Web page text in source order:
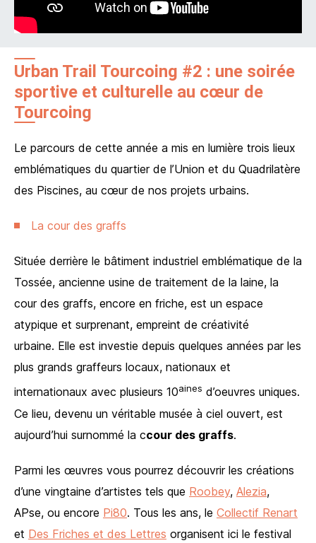
Urban Trail Tourcoing #2 : une soirée
sportive et culturelle au cœur de
Tourcoing
Le parcours de cette année a mis en lumière trois lieux
emblématiques du quartier de l’Union et du Quadrilatère
des Piscines, au cœur de nos projets urbains.
La cour des graffs
Située derrière le bâtiment industriel emblématique de la
Tossée, ancienne usine de traitement de la laine, la
cour des graffs, encore en friche, est un espace
atypique et surprenant, empreint de créativité
urbaine. Elle est investie depuis quelques années par les
plus grands graffeurs locaux, nationaux et
internationaux avec plusieurs 10aines d’oeuvres uniques.
Ce lieu, devenu un véritable musée à ciel ouvert, est
aujourd’hui surnommé la ccour des graffs.
Parmi les œuvres vous pourrez découvrir les créations
d’une vingtaine d’artistes tels que Roobey, Alezia,
APse, ou encore Pi80. Tous les ans, le Collectif Renart
et Des Friches et des Lettres organisent ici le festival